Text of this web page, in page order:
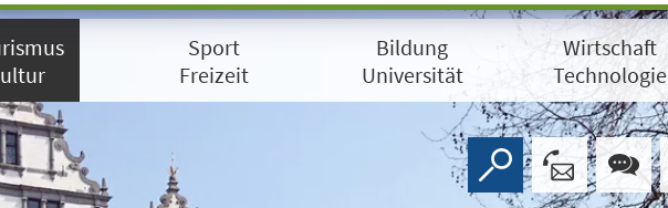
Sport
Freizeit
Bildung
Universität
Wirtschaft
Technologie